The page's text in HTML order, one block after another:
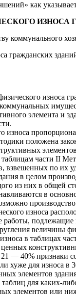
как
ИЗНОСА
гражданских
износа
элемента и
износа
положена
части II
взвешенных по их
в целом
из них в общей
в
износа
работы,
величины
в таблицах
ценных
— 40% признаки
хуже для износа в
элементов
для каких-
элементов или